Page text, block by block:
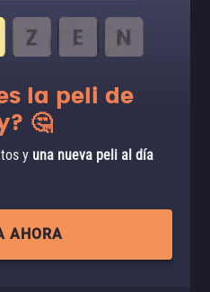
la peli de
🤔
y una nueva peli al día
AHORA